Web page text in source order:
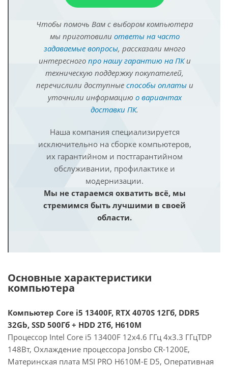
Чтобы помочь Вам с выбором компьютера
мы приготовили ответы на часто
задаваемые вопросы, рассказали много
интересного про нашу гарантию на ПКи
техническую поддержку покупателей,
перечислили доступные способы оплатыи
уточнили информацию о вариантах
доставки ПК.
Наша компания специализируется
исключительно на сборке компьютеров,
их гарантийном и постгарантийном
обслуживании, профилактике и
модернизации.
Мы не стараемся охватить всё, мы
стремимся быть лучшими в своей
области.
Основные характеристики
компьютера
Компьютер Core i5 13400F, RTX 4070S 12Гб, DDR5
32Gb, SSD 500Гб + HDD 2Тб, H610M
Процессор Intel Core i5 13400F 12x4.6 ГГц 4x3.3 ГГцTDP
148Вт, Охлаждение процессора Jonsbo CR-1200E,
Материнская плата MSI PRO H610M-E D5, Оперативная